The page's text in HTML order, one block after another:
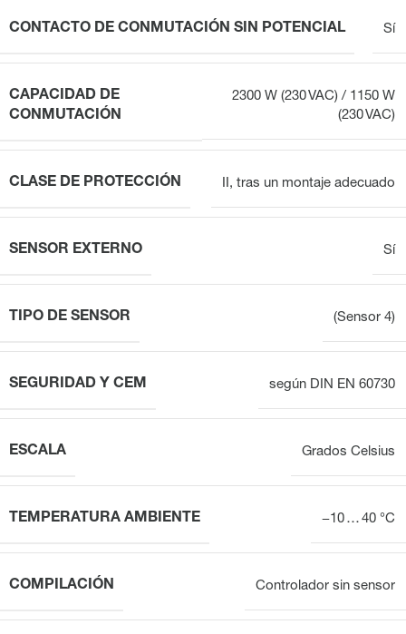
CONTACTO DE CONMUTACIÓN SIN POTENCIAL Sí
CAPACIDAD DE
CONMUTACIÓN
2300 W (230 VAC) / 1150 W
(230 VAC)
CLASE DE PROTECCIÓN II, tras un montaje adecuado
SENSOR EXTERNO Sí
TIPO DE SENSOR (Sensor 4)
SEGURIDAD Y CEM según DIN EN 60730
ESCALA Grados Celsius
TEMPERATURA AMBIENTE −10 … 40 °C
COMPILACIÓN Controlador sin sensor